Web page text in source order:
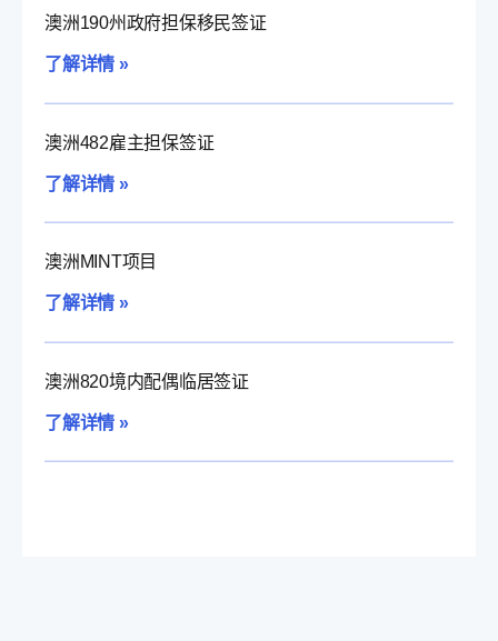
澳洲190州政府担保移民签证
了解详情 »
澳洲482雇主担保签证
了解详情 »
澳洲MINT项目
了解详情 »
澳洲820境内配偶临居签证
了解详情 »